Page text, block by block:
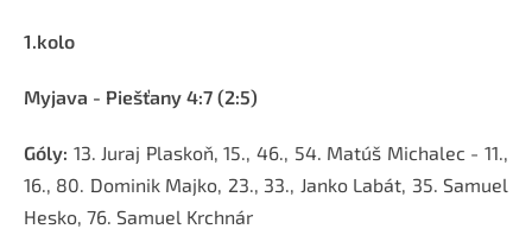
1.kolo
Myjava - Piešťany 4:7 (2:5)
Góly: 13. Juraj Plaskoň, 15., 46., 54. Matúš Michalec - 11.,
16., 80. Dominik Majko, 23., 33., Janko Labát, 35. Samuel
Hesko, 76. Samuel Krchnár